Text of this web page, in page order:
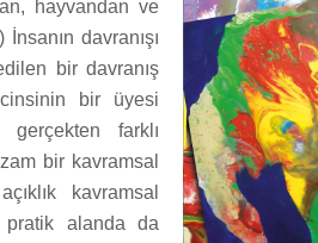
hayvandan ve
davranışı
bir davranış
bir üyesi
farklı
bir kavramsal
kavramsal
pratik alanda da